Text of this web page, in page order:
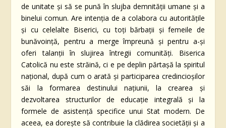
de unitate și să se pună în slujba demnității umane și a
binelui comun. Are intenția de a colabora cu autoritățile
și cu celelalte Biserici, cu toți bărbații și femeile de
bunăvoință, pentru a merge împreună și pentru a-și
oferi talanții în slujirea întregii comunități. Biserica
Catolică nu este străină, ci e pe deplin părtașă la spiritul
național, după cum o arată și participarea credincioșilor
săi la formarea destinului națiunii, la crearea și
dezvoltarea structurilor de educație integrală și la
formele de asistență specifice unui Stat modern. De
aceea, ea dorește să contribuie la clădirea societății și a